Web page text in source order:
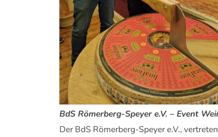
BdS Römerberg-Speyer e.V. – Event
Der BdS Römerberg-Speyer e.V.,